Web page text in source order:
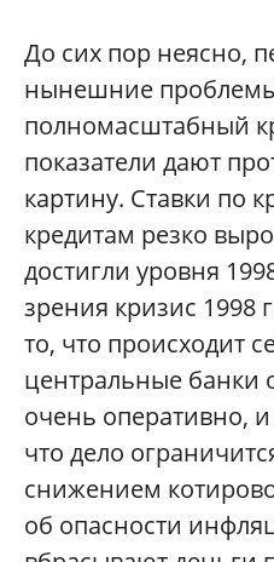
До сих пор неясно,
нынешние
полномасштабный
показатели дают
картину. Ставки по
кредитам резко
достигли уровня
зрения кризис 1998
то, что происходит
центральные банки
очень оперативно,
что дело
снижением
об опасности